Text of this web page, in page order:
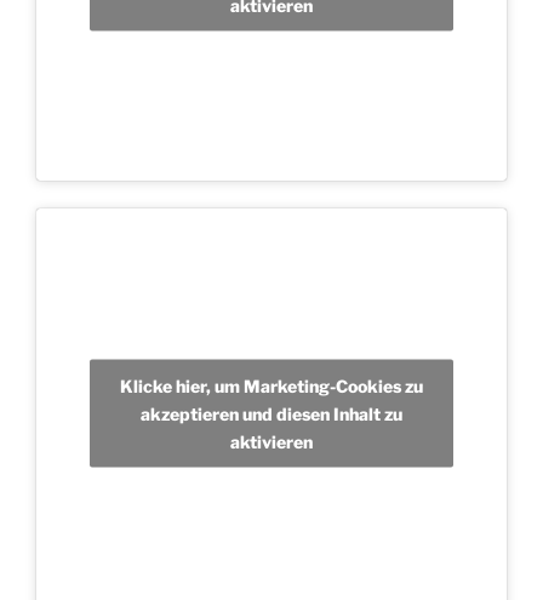
aktivieren
Klicke hier, um Marketing-Cookies zu
akzeptieren und diesen Inhalt zu
aktivieren